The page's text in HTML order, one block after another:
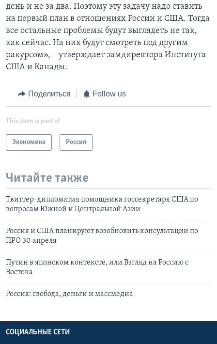
день и не за два. Поэтому эту задачу надо ставить
на первый план в отношениях России и США. Тогда
все остальные проблемы будут выглядеть не так,
как сейчас. На них будут смотреть под другим
ракурсом», – утверждает замдиректора Института
США и Канады.
Поделиться Follow us
This item is part of
Экономика Россия
Читайте также
Твиттер-дипломатия помощника госсекретаря США по
вопросам Южной и Центральной Азии
Россия и США планируют возобновить консультации по
ПРО 30 апреля
Путин в японском контексте, или Взгляд на Россию с
Востока
Россия: свобода, деньги и массмедиа
СОЦИАЛЬНЫЕ СЕТИ